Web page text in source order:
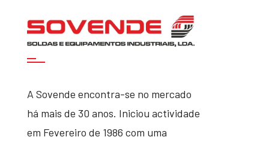
A Sovende encontra-se no mercado
há mais de 30 anos. Iniciou actividade
em Fevereiro de 1986 com uma